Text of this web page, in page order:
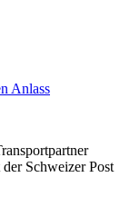
Anlass
Schweizer Post